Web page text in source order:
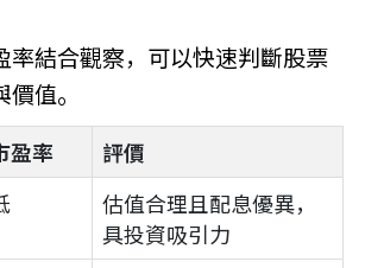
率結合觀察，可以快速判斷股票
值。
盈率 評價
估值合理且配息優異，
具投資吸引力